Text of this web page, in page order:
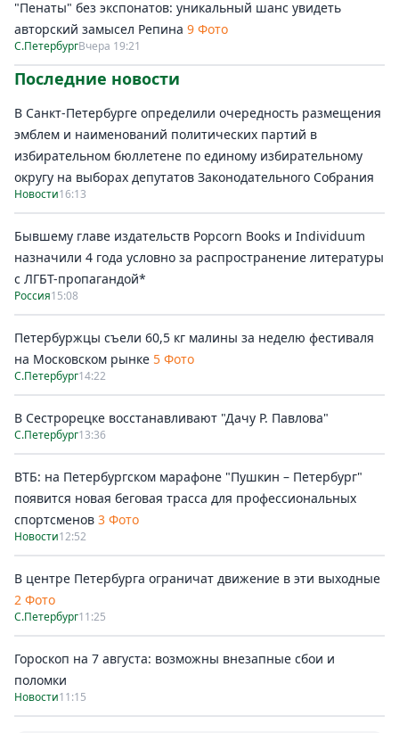
"Пенаты" без экспонатов: уникальный шанс увидеть
авторский замысел Репина 9 Фото
С.ПетербургВчера 19:21
Последние новости
В Санкт-Петербурге определили очередность размещения
эмблем и наименований политических партий в
избирательном бюллетене по единому избирательному
округу на выборах депутатов Законодательного Собрания
Новости16:13
Бывшему главе издательств Popcorn Books и Individuum
назначили 4 года условно за распространение литературы
с ЛГБТ-пропагандой*
Россия15:08
Петербуржцы съели 60,5 кг малины за неделю фестиваля
на Московском рынке 5 Фото
С.Петербург14:22
В Сестрорецке восстанавливают "Дачу Р. Павлова"
С.Петербург13:36
ВТБ: на Петербургском марафоне "Пушкин – Петербург"
появится новая беговая трасса для профессиональных
спортсменов 3 Фото
Новости12:52
В центре Петербурга ограничат движение в эти выходные
2 Фото
С.Петербург11:25
Гороскоп на 7 августа: возможны внезапные сбои и
поломки
Новости11:15